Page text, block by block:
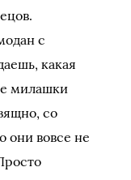
с
какая
милашки
со
они вовсе не